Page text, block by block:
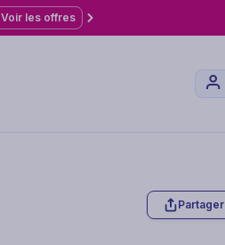
Voir les offres
Partager